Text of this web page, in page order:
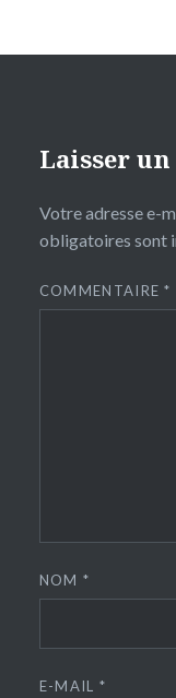
Laisser
Votre adresse e-
obligatoires sont
COMMENTAIRE*
NOM*
E-MAIL *